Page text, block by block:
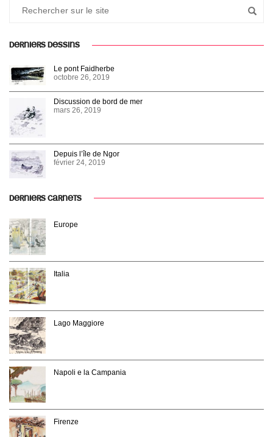
DERNIERS DESSINS
Le pont Faidherbe
octobre 26, 2019
Discussion de bord de mer
mars 26, 2019
Depuis l’île de Ngor
février 24, 2019
DERNIERS CARNETS
Europe
Italia
Lago Maggiore
Napoli e la Campania
Firenze